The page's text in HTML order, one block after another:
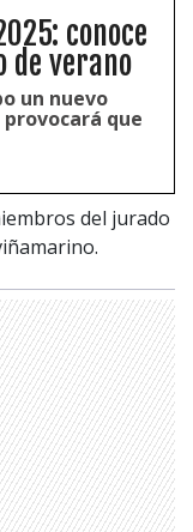
conoce
de verano
un nuevo
que
del jurado